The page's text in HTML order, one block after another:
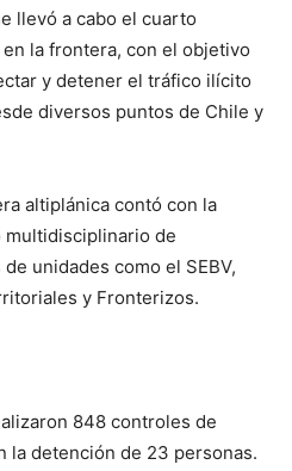
llevó a cabo el cuarto
la frontera, con el objetivo
y detener el tráfico ilícito
diversos puntos de Chile y
altiplánica contó con la
de
unidades como el SEBV,
y Fronterizos.
848 controles de
la detención de 23 personas.